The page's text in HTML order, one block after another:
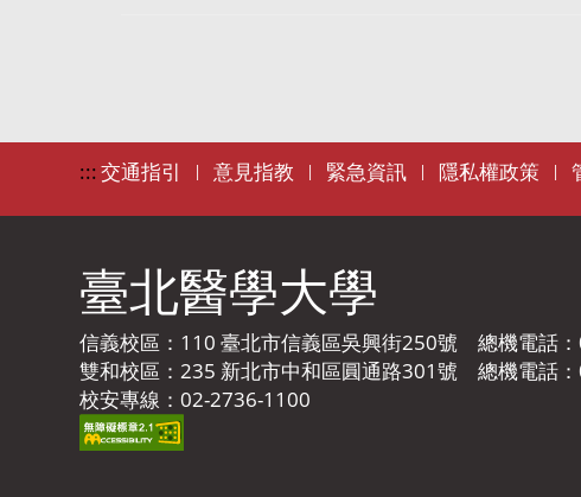
:::交通指引 | 意見指教 | 緊急資訊 | 隱私權政策 |
臺北醫學大學
信義校區：110 臺北市信義區吳興街250號 總機電話
雙和校區：235 新北市中和區圓通路301號 總機電話
校安專線：02-2736-1100